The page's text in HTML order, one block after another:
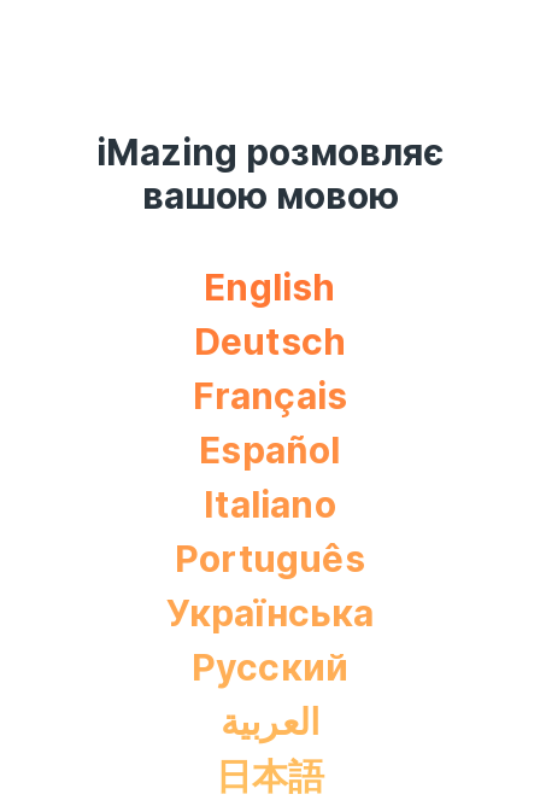
iMazing розмовляє
вашою мовою
English
Deutsch
Français
Español
Italiano
Português
Українська
Pусский
العربية
日本語